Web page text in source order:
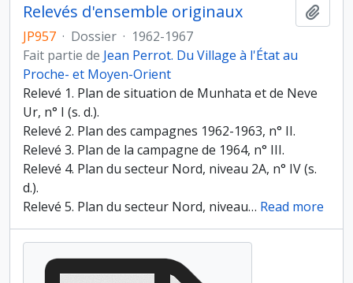
Relevés d'ensemble originaux
JP957 · Dossier · 1962-1967
Fait partie de Jean Perrot. Du Village à l'État au
Proche- et Moyen-Orient
Relevé 1. Plan de situation de Munhata et de Neve
Ur, n° I (s. d.).
Relevé 2. Plan des campagnes 1962-1963, n° II.
Relevé 3. Plan de la campagne de 1964, n° III.
Relevé 4. Plan du secteur Nord, niveau 2A, n° IV (s.
d.).
Relevé 5. Plan du secteur Nord, niveau… Read more